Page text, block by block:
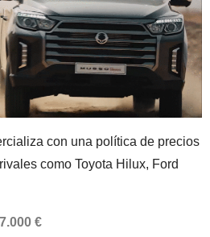
con una política de precios
como Toyota Hilux, Ford
€